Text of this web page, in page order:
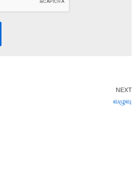
NEXT
வழுவு